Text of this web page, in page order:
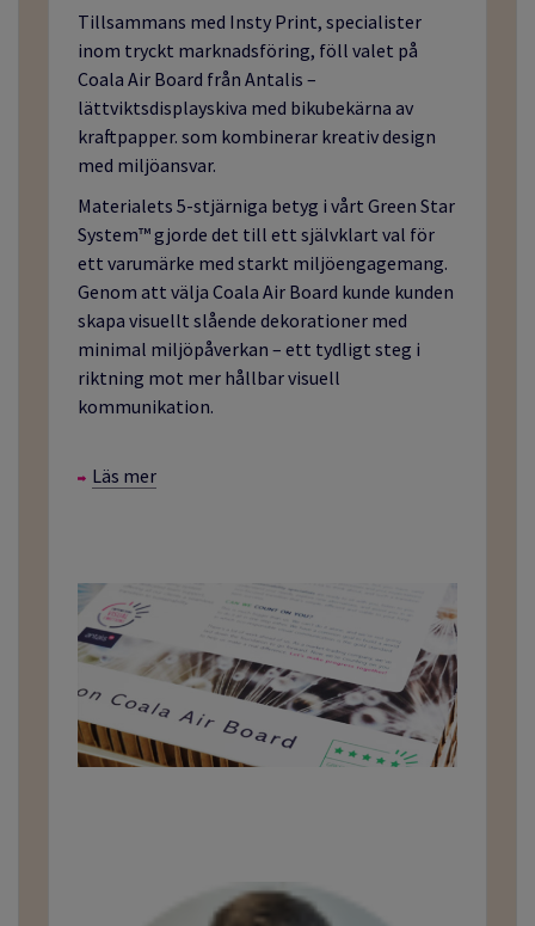
Tillsammans med Insty Print, specialister
inom tryckt marknadsföring, föll valet på
Coala Air Board från Antalis –
lättviktsdisplayskiva med bikubekärna av
kraftpapper. som kombinerar kreativ design
med miljöansvar.
Materialets 5-stjärniga betyg i vårt Green Star
System™ gjorde det till ett självklart val för
ett varumärke med starkt miljöengagemang.
Genom att välja Coala Air Board kunde kunden
skapa visuellt slående dekorationer med
minimal miljöpåverkan – ett tydligt steg i
riktning mot mer hållbar visuell
kommunikation.
Läs mer